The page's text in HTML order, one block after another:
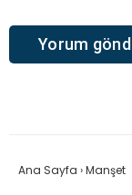
Ana Sayfa ›Manşet